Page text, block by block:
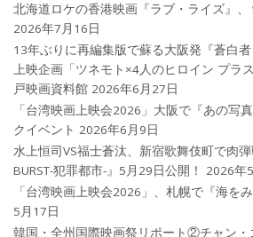
北海道ロケの香港映画『ラブ・ライズ』
2026年7月16日
13年ぶりに再編集版で蘇る大阪発『蒼白
上映企画「ツネモト×4人のヒロイン プラ
戸映画資料館 2026年6月27日
「台湾映画上映会2026」大阪で『あの写
クイベント 2026年6月9日
水上恒司VS福士蒼汰、新宿歌舞伎町で肉弾
BURST-犯罪都市-』5月29日公開！
2026年
「台湾映画上映会2026」、札幌で『海を
5月17日
韓国・全州国際映画祭リポート②チャン・